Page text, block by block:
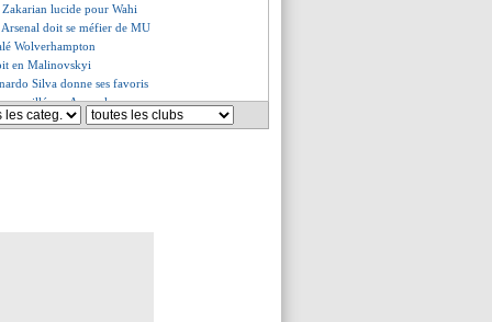
Zakarian lucide pour Wahi
Arsenal doit se méfier de MU
Wolverhampton
en Malinovskyi
Silva donne ses favoris
surveillé par Arsenal
destitué ?